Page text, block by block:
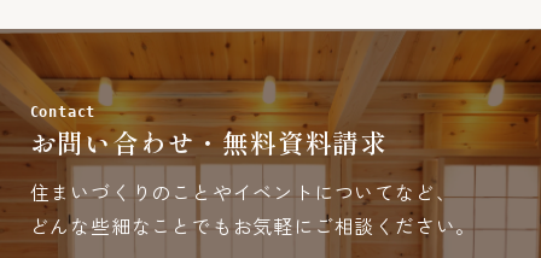
Contact
お問い合わせ・無料資料請求
住まいづくりのことやイベントについてなど、
どんな些細なことでもお気軽にご相談ください。